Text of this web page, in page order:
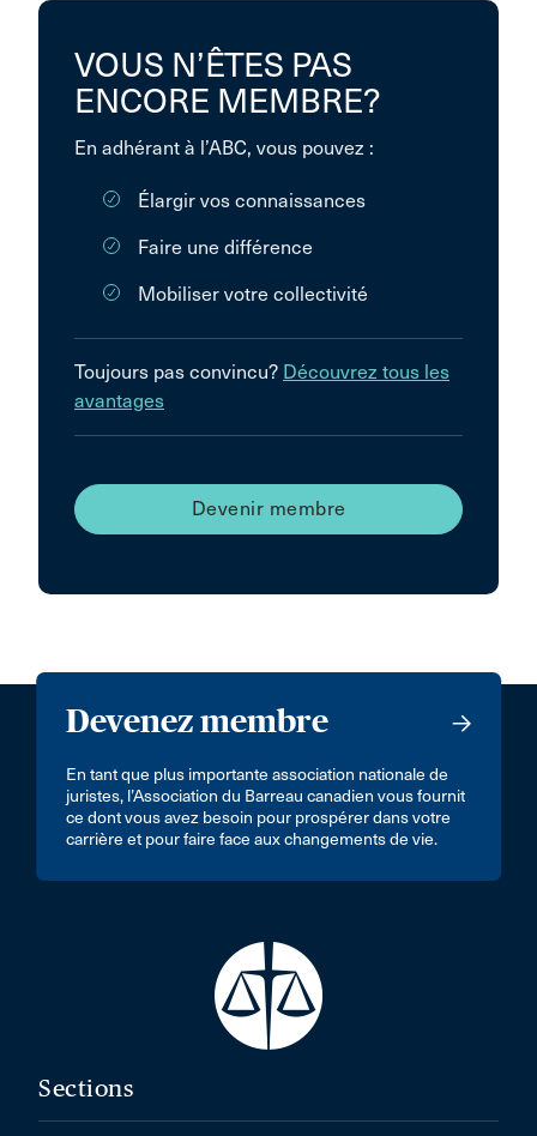
VOUS N’ÊTES PAS
ENCORE MEMBRE?
En adhérant à l’ABC, vous pouvez :
Élargir vos connaissances
Faire une différence
Mobiliser votre collectivité
Toujours pas convincu? Découvrez tous les
avantages
Devenir membre
Devenez membre
En tant que plus importante association nationale de
juristes, l’Association du Barreau canadien vous fournit
ce dont vous avez besoin pour prospérer dans votre
carrière et pour faire face aux changements de vie.
Sections